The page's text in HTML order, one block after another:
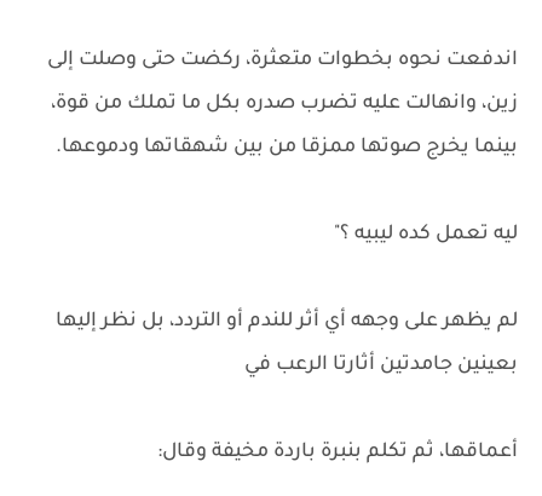
اندفعت نحوه بخطوات متعثرة، ركضت حتى وصلت إلى
زين، وانهالت عليه تضرب صدره بكل ما تملك من قوة،
بينما يخرج صوتها ممزقا من بين شهقاتها ودموعها.
ليه تعمل كده ليبيه ؟"
لم يظهر على وجهه أي أثر للندم أو التردد، بل نظر إليها
بعينين جامدتين أثارتا الرعب في
أعماقها، ثم تكلم بنبرة باردة مخيفة وقال: